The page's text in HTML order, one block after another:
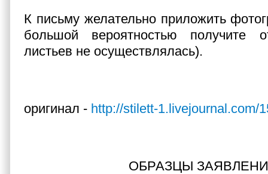
К письму желательно приложить
большой вероятностью получите
листьев не осуществлялась).
оригинал - http://stilett-1.livejournal.com/
ОБРАЗЦЫ